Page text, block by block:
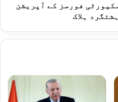
فورسز کے آپریشن